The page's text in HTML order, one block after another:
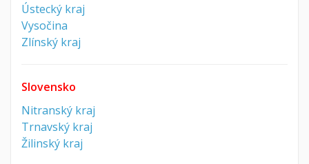
Ústecký kraj
Vysočina
Zlínský kraj
Slovensko
Nitranský kraj
Trnavský kraj
Žilinský kraj